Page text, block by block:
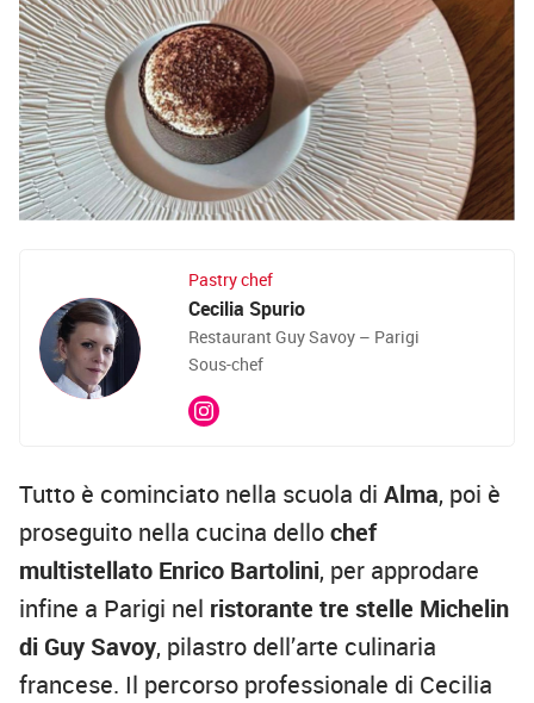
Pastry chef
Cecilia Spurio
Restaurant Guy Savoy – Parigi
Sous-chef
Tutto è cominciato nella scuola di Alma, poi è
proseguito nella cucina dellochef
multistellato Enrico Bartolini, per approdare
infine a Parigi nel ristorante tre stelle Michelin
di Guy Savoy, pilastro dell’arte culinaria
francese. Il percorso professionale di Cecilia